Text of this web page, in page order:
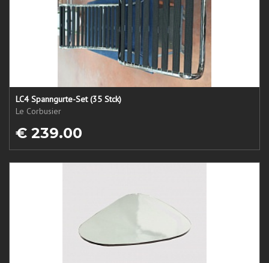
LC4 Spanngurte-Set (35 Stck)
Le Corbusier
€ 239.00